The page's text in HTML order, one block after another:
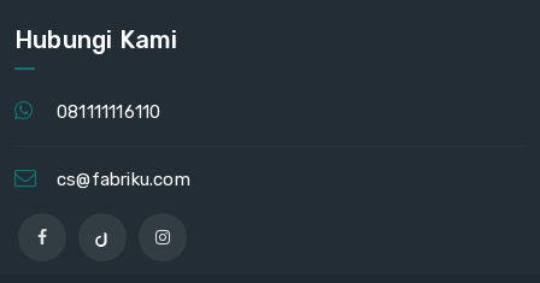
Hubungi Kami
081111116110
cs@fabriku.com